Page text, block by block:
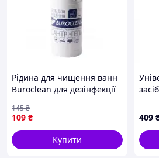
Рідина для чищення ванн
Buroclean для дезінфекції
4823078927941 kolibri
109 ₴
145₴
Купити
409